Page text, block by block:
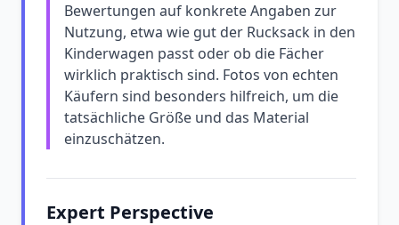
Bewertungen auf konkrete Angaben zur
Nutzung, etwa wie gut der Rucksack in den
Kinderwagen passt oder ob die Fächer
wirklich praktisch sind. Fotos von echten
Käufern sind besonders hilfreich, um die
tatsächliche Größe und das Material
einzuschätzen.
Expert Perspective